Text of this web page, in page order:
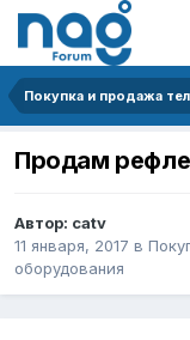
Продам
Автор: catv
11 января, 2017 в
оборудования